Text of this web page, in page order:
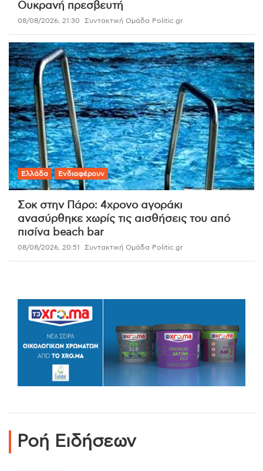
Ουκρανή πρεσβευτή
08/08/2026, 21:30 Συντακτική Ομάδα Politic.gr
Ελλάδα Ενδιαφέρουν
Σοκ στην Πάρο: 4χρονο αγοράκι
ανασύρθηκε χωρίς τις αισθήσεις του από
πισίνα beach bar
08/08/2026, 20:51 Συντακτική Ομάδα Politic.gr
Ροή Ειδήσεων